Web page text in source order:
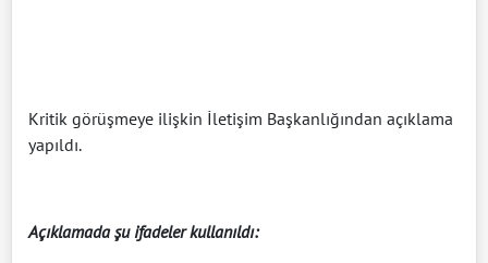
Kritik görüşmeye ilişkin İletişim Başkanlığından açıklama
yapıldı.
Açıklamada şu ifadeler kullanıldı: